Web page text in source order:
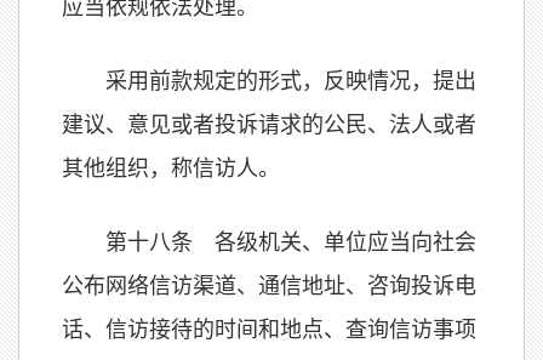
应当依规依法处理。
采用前款规定的形式，反映情况，提出
建议、意见或者投诉请求的公民、法人或者
其他组织，称信访人。
第十八条 各级机关、单位应当向社会
公布网络信访渠道、通信地址、咨询投诉电
话、信访接待的时间和地点、查询信访事项